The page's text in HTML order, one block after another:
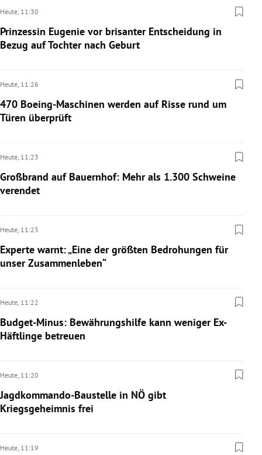
Heute, 11:30
Prinzessin Eugenie vor brisanter Entscheidung in
Bezug auf Tochter nach Geburt
Heute, 11:26
470 Boeing-Maschinen werden auf Risse rund um
Türen überprüft
Heute, 11:23
Großbrand auf Bauernhof: Mehr als 1.300 Schweine
verendet
Heute, 11:23
Experte warnt: „Eine der größten Bedrohungen für
unser Zusammenleben“
Heute, 11:22
Budget-Minus: Bewährungshilfe kann weniger Ex-
Häftlinge betreuen
Heute, 11:20
Jagdkommando-Baustelle in NÖ gibt
Kriegsgeheimnis frei
Heute, 11:19